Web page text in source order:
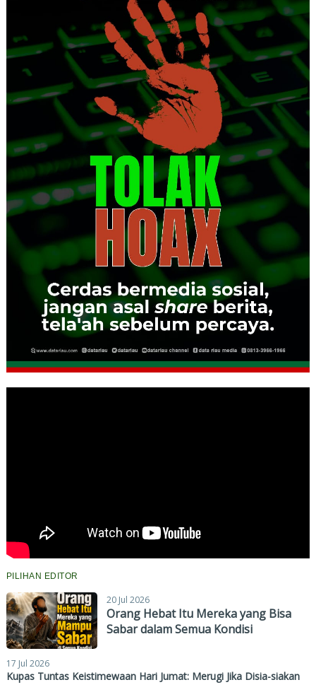
PILIHAN EDITOR
20 Jul 2026
Orang Hebat Itu Mereka yang Bisa
Sabar dalam Semua Kondisi
17 Jul 2026
Kupas Tuntas Keistimewaan Hari Jumat: Merugi Jika Disia-siakan